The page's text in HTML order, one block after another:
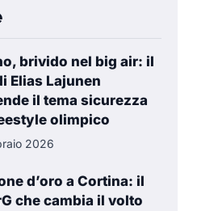
brivido nel big air: il
Elias Lajunen
il tema sicurezza
olimpico
2026
d’oro a Cortina: il
che cambia il volto